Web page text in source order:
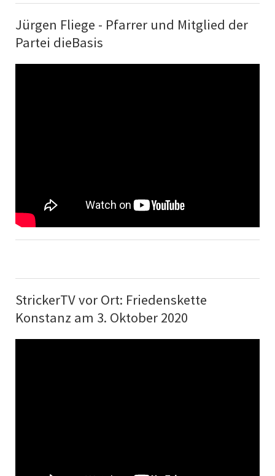
Jürgen Fliege - Pfarrer und Mitglied der
Partei dieBasis
StrickerTV vor Ort: Friedenskette
Konstanz am 3. Oktober 2020